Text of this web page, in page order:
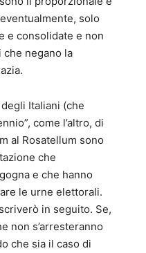
solo
e consolidate e non
negano la
Italiani (che
come l’altro, di
al Rosatellum sono
che
e che hanno
le urne elettorali.
in seguito. Se,
non s’arresteranno
che sia il caso di